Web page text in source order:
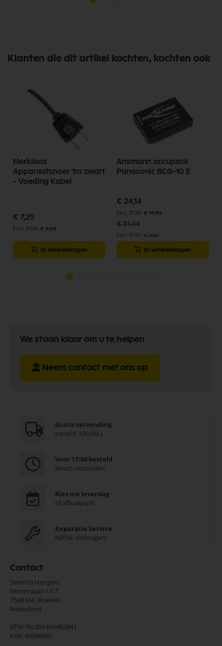
Klanten die dit artikel kochten, kochten ook
Merkloos
Apparaatsnoer 1m zwart
- Voeding Kabel
€ 7,25
€ 5,99
In winkelwagen
Ansmann accupack
Panasonic BCG-10 E
Speciale
prijs
€ 24,14
€ 19,95
€ 31,44
€ 25,98
In winkelwagen
We staan klaar om u te helpen
Neem contact met ons op
Gratis verzending
vanaf € 100 (NL)
Voor 17:00 besteld
direct verzonden
Kies uw leverdag
of afhaalpunt
Reparatie Service
Nilfisk stofzuigers
Contact
Selectra Hengelo
Verzetslaan 13-7
7548 EM, Boekelo
Nederland
BTW: NL001406482B41
KVK: 60566981